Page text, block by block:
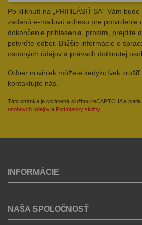
Po kliknutí na „PRIHLÁSIŤ SA“ Vám
zadanú e-mailovú adresu pre potvrdenie
dokončenie prihlásenia, prosím, prejdite
potvrďte odber. Bližšie informácie o
osobných údajov a právach dotknutej
Odber noviniek môžete kedykoľvek
kontaktujte nás.
Táto stránka je chránená službou reCAPTCHA a
osobných údajov a Podmienky služby.
INFORMÁCIE
NAŠA SPOLOČNOSŤ